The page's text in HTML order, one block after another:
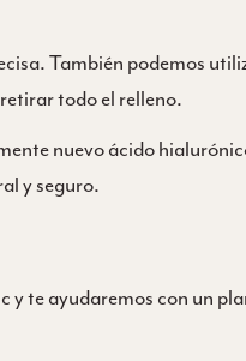
También podemos
todo el relleno.
nuevo ácido
y seguro.
y te ayudaremos con un